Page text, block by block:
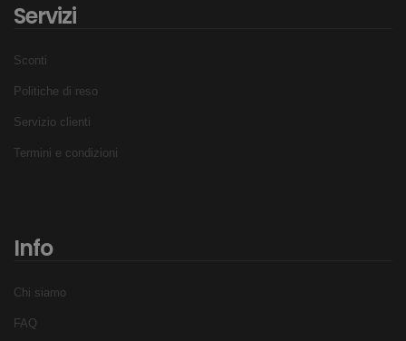
Servizi
Sconti
Politiche di reso
Servizio clienti
Termini e condizioni
Info
Chi siamo
FAQ